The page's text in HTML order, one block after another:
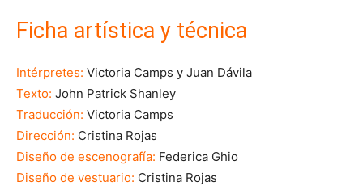
Ficha artística y técnica
Intérpretes: Victoria Camps y Juan Dávila
Texto: John Patrick Shanley
Traducción: Victoria Camps
Dirección: Cristina Rojas
Diseño de escenografía: Federica Ghio
Diseño de vestuario: Cristina Rojas